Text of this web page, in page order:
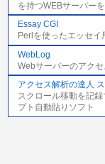
を持つWEBサーバー
Essay CGI
Perlを使ったエッセイ
WebLog
Webサーバーのアク
アクセス解析の達人
スクロール移動を記
プト自動貼りソフト